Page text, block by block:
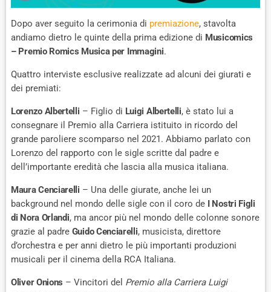
Dopo aver seguito la cerimonia di premiazione, stavolta
andiamo dietro le quinte della prima edizione di Musicomics
– Premio Romics Musica per Immagini.
Quattro interviste esclusive realizzate ad alcuni dei giurati e
dei premiati:
Lorenzo Albertelli – Figlio di Luigi Albertelli, è stato lui a
consegnare il Premio alla Carriera istituito in ricordo del
grande paroliere scomparso nel 2021. Abbiamo parlato con
Lorenzo del rapporto con le sigle scritte dal padre e
dell’importante eredità che lascia alla musica italiana.
Maura Cenciarelli – Una delle giurate, anche lei un
background nel mondo delle sigle con il coro de I Nostri Figli
di Nora Orlandi, ma ancor più nel mondo delle colonne sonore
grazie al padre Guido Cenciarelli, musicista, direttore
d’orchestra e per anni dietro le più importanti produzioni
musicali per il cinema della RCA Italiana.
Oliver Onions – Vincitori del Premio alla Carriera Luigi